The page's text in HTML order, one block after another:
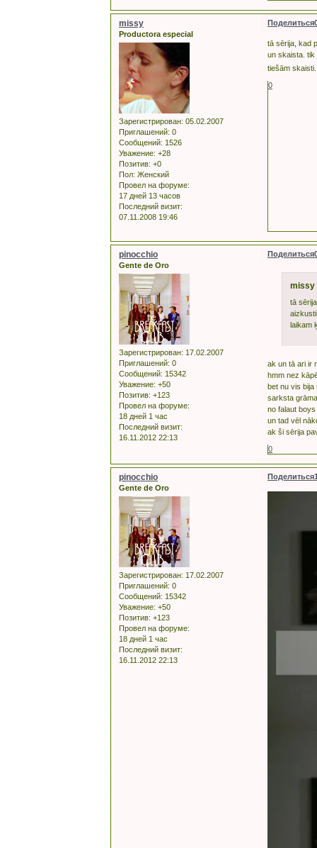
Поделиться
missy
Productora especial
Зарегистрирован: 05.02.2007
Приглашений: 0
Сообщений: 1526
Уважение: +28
Позитив: +0
Пол: Женский
Провел на форуме:
17 дней 13 часов
Последний визит:
07.11.2008 19:46
tā sērija, kad
un skaista. tik
tiešām
0
Поделиться
pinocchio
Gente de Oro
Зарегистрирован: 17.02.2007
Приглашений: 0
Сообщений: 15342
Уважение: +50
Позитив: +123
Провел на форуме:
18 дней 1 час
Последний визит:
16.11.2012 22:13
missy
tā
laikam
ak un tā ari ir
hmm nez
bet nu vis bija
sarksta
no falaut
un tad vēl
ak ši sērija
0
Поделиться
pinocchio
Gente de Oro
Зарегистрирован: 17.02.2007
Приглашений: 0
Сообщений: 15342
Уважение: +50
Позитив: +123
Провел на форуме:
18 дней 1 час
Последний визит:
16.11.2012 22:13